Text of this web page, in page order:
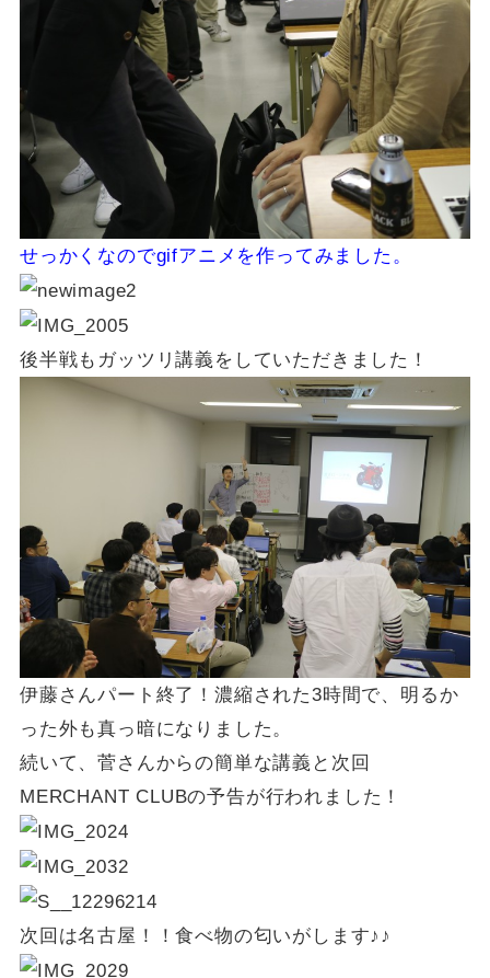
せっかくなのでgifアニメを作ってみました。
後半戦もガッツリ講義をしていただきました！
伊藤さんパート終了！濃縮された3時間で、明るか
った外も真っ暗になりました。
続いて、菅さんからの簡単な講義と次回
MERCHANT CLUBの予告が行われました！
次回は名古屋！！食べ物の匂いがします♪♪